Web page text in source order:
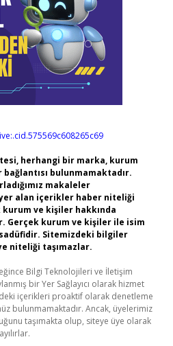
herhangi bir marka, kurum
bulunmamaktadır.
makaleler
alan içerikler haber niteliği
ve kişiler hakkında
Gerçek kurum ve kişiler ile isim
Sitemizdeki bilgiler
niteliği taşımazlar.
Bilgi Teknolojileri ve İletişim
bir Yer Sağlayıcı olarak hizmet
içerikleri proaktif olarak denetleme
bulunmamaktadır. Ancak, üyelerimiz
taşımakta olup, siteye üye olarak